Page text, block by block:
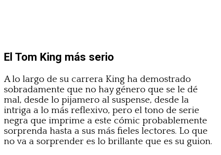
El Tom King más serio
A lo largo de su carrera King ha demostrado
sobradamente que no hay género que se le dé
mal, desde lo pijamero al suspense, desde la
intriga a lo más reflexivo, pero el tono de serie
negra que imprime a este cómic probablemente
sorprenda hasta a sus más fieles lectores. Lo que
no va a sorprender es lo brillante que es su guion.